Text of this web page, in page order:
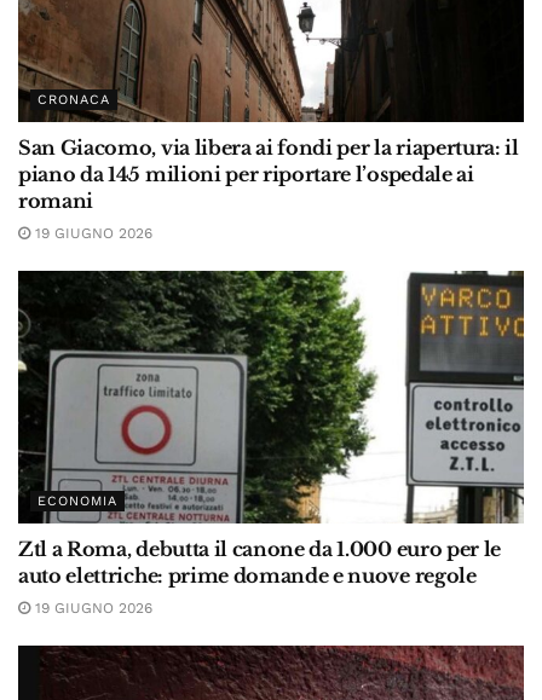
CRONACA
San Giacomo, via libera ai fondi per la riapertura: il
piano da 145 milioni per riportare l’ospedale ai
romani
19 GIUGNO 2026
ECONOMIA
Ztl a Roma, debutta il canone da 1.000 euro per le
auto elettriche: prime domande e nuove regole
19 GIUGNO 2026